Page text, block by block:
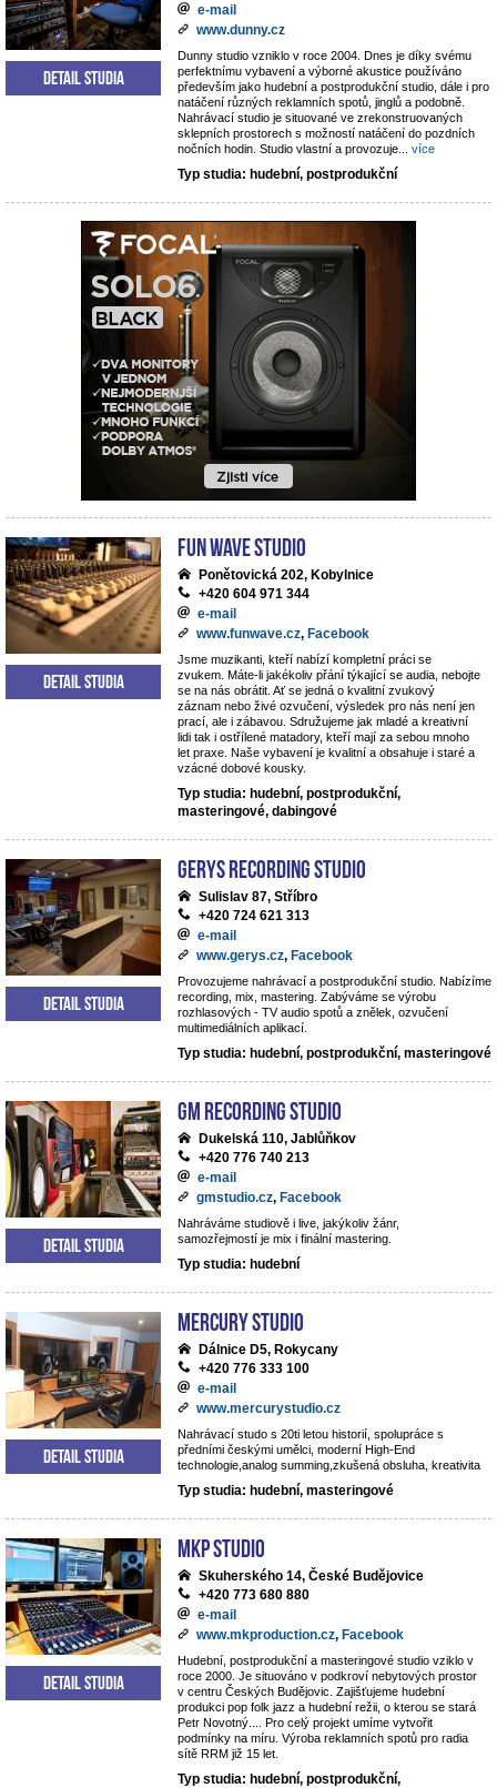
e-mail
www.dunny.cz
Dunny studio vzniklo v roce 2004. Dnes je díky svému
perfektnímu vybavení a výborné akustice používáno
především jako hudební a postprodukční studio, dále i pro
natáčení různých reklamních spotů, jinglů a podobně.
Nahrávací studio je situované ve zrekonstruovaných
sklepních prostorech s možností natáčení do pozdních
nočních hodin. Studio vlastní a provozuje
více
Typ studia: hudební, postprodukční
Detail studia
Fun Wave Studio
Ponětovická 202, Kobylnice
+420 604 971 344
e-mail
www.funwave.cz, Facebook
Jsme muzikanti, kteří nabízí kompletní práci se
zvukem. Máte-li jakékoliv přání týkající se audia, nebojte
se na nás obrátit. Ať se jedná o kvalitní zvukový
záznam nebo živé ozvučení, výsledek pro nás není jen
prací, ale i zábavou. Sdružujeme jak mladé a kreativní
lidi tak i ostřílené matadory, kteří mají za sebou mnoho
let praxe. Naše vybavení je kvalitní a obsahuje i staré a
vzácné dobové kousky.
Typ studia: hudební, postprodukční,
masteringové, dabingové
Detail studia
Gerys Recording Studio
Sulislav 87, Stříbro
+420 724 621 313
e-mail
www.gerys.cz, Facebook
Provozujeme nahrávací a postprodukční studio. Nabízíme
recording, mix, mastering. Zabýváme se výrobu
rozhlasových - TV audio spotů a znělek, ozvučení
multimediálních aplikací.
Typ studia: hudební, postprodukční, masteringové
Detail studia
GM Recording Studio
Dukelská 110, Jablůňkov
+420 776 740 213
e-mail
gmstudio.cz, Facebook
Nahráváme studiově i live, jakýkoliv žánr,
samozřejmostí je mix i finální mastering.
Typ studia: hudební
Detail studia
Mercury studio
Dálnice D5, Rokycany
+420 776 333 100
e-mail
www.mercurystudio.cz
Nahrávací studo s 20ti letou historií, spolupráce s
předními českými umělci, moderní High-End
technologie,analog summing,zkušená obsluha, kreativita
Typ studia: hudební, masteringové
Detail studia
MKP STUDIO
Skuherského 14, České Budějovice
+420 773 680 880
e-mail
www.mkproduction.cz, Facebook
Hudební, postprodukční a masteringové studio vziklo v
roce 2000. Je situováno v podkroví nebytových prostor
v centru Českých Budějovic. Zajišťujeme hudební
produkci pop folk jazz a hudební režii, o kterou se stará
Petr Novotný.... Pro celý projekt umíme vytvořit
podmínky na míru. Výroba reklamních spotů pro radia
sítě RRM již 15 let.
Typ studia: hudební, postprodukční,
Detail studia